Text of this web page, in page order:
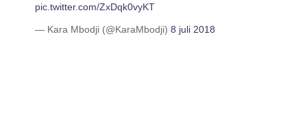
pic.twitter.com/ZxDqk0vyKT
— Kara Mbodji (@KaraMbodji)8 juli 2018